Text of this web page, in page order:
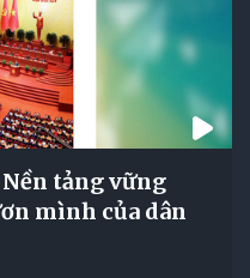
Nền tảng vững
mình của dân